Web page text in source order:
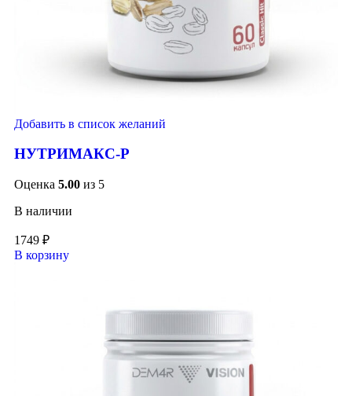
Добавить в список желаний
НУТРИМАКС-Р
Оценка 5.00 из 5
В наличии
1749 ₽
В корзину